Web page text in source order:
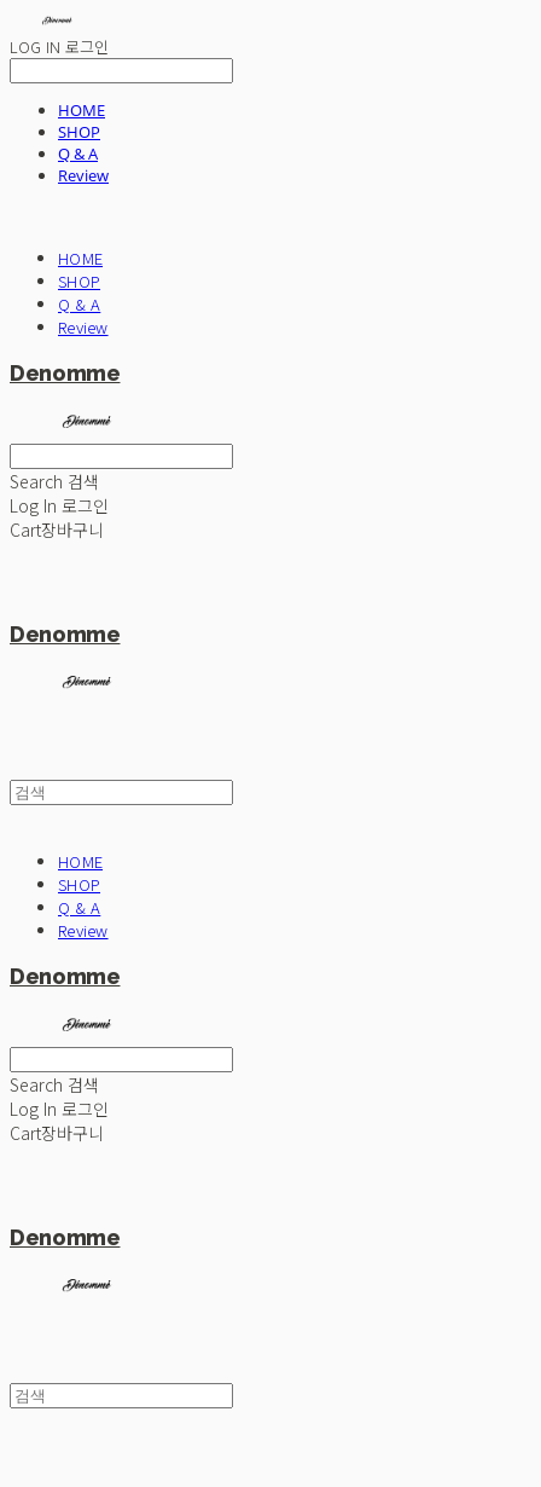
LOG IN 로그인
HOME
SHOP
Q & A
Review
HOME
SHOP
Q & A
Review
Denomme
Search 검색
Log In 로그인
Cart장바구니
Denomme
HOME
SHOP
Q & A
Review
Denomme
Search 검색
Log In 로그인
Cart장바구니
Denomme